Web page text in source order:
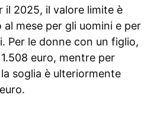
il 2025, il valore limite è
al mese per gli uomini e per
Per le donne con un figlio,
euro, mentre per
soglia è ulteriormente